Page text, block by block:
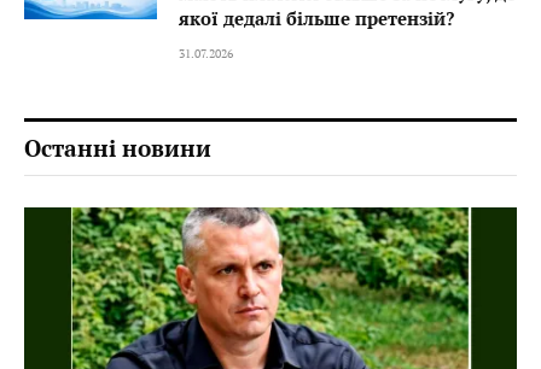
якої дедалі більше претензій?
31.07.2026
Останні новини